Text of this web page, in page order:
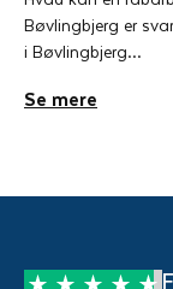
Bøvlingbjerg er
i Bøvlingbjerg…
Se mere